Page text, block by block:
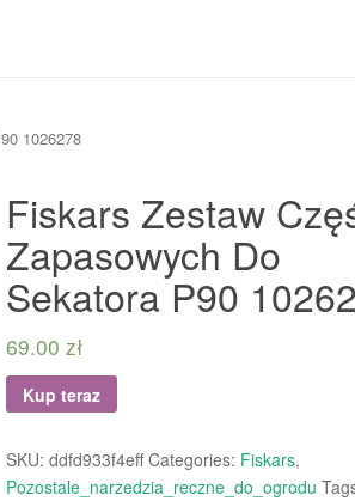
1026278
Fiskars Zestaw
Zapasowych Do
Sekatora P90
69.00 zł
Kup teraz
SKU: ddfd933f4eff Categories: Fiskars,
Pozostale_narzedzia_reczne_do_ogrodu